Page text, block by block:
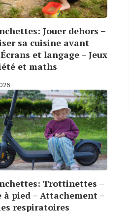
Jouer dehors –
sa cuisine avant
et langage – Jeux
et maths
Trottinettes –
à pied – Attachement –
respiratoires